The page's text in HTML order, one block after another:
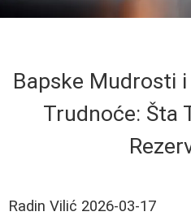
Bapske Mudrosti
Trudnoće: Šta
Radin Vilić 2026-03-17